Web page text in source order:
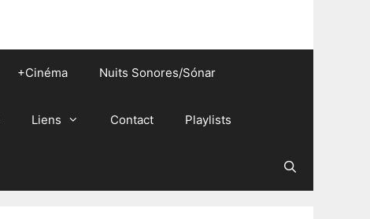
+Cinéma Nuits Sonores/Sónar
Liens Contact Playlists